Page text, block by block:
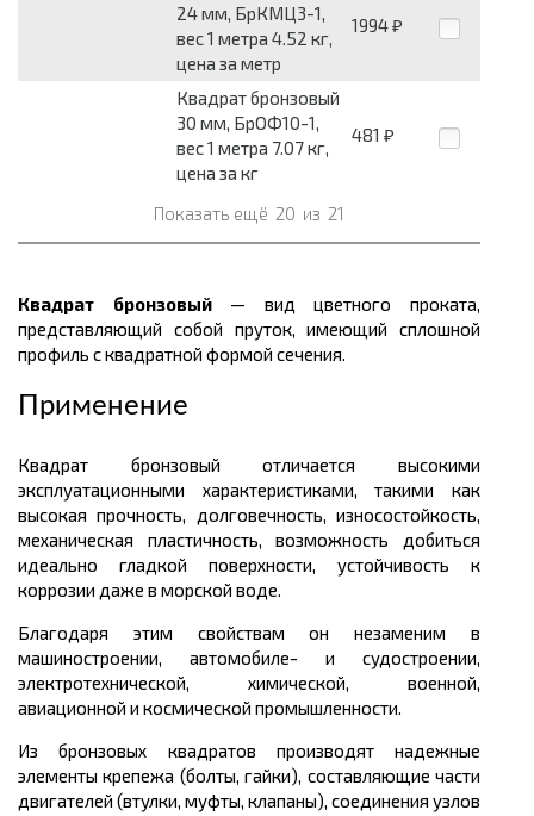
24 мм, БрКМЦ3-1,
вес 1 метра 4.52 кг,
цена за метр
1994 ₽
Квадрат бронзовый
30 мм, БрОФ10-1,
вес 1 метра 7.07 кг,
цена за кг
481 ₽
Показать ещё 20 из 21
Квадрат бронзовый— вид цветного проката,
представляющий собой пруток, имеющий сплошной
профиль с квадратной формой сечения.
Применение
Квадрат бронзовый отличается высокими
эксплуатационными характеристиками, такими как
высокая прочность, долговечность, износостойкость,
механическая пластичность, возможность добиться
идеально гладкой поверхности, устойчивость к
коррозии даже в морской воде.
Благодаря этим свойствам он незаменим в
машиностроении, автомобиле- и судостроении,
электротехнической, химической, военной,
авиационной и космической промышленности.
Из бронзовых квадратов производят надежные
элементы крепежа (болты, гайки), составляющие части
двигателей (втулки, муфты, клапаны), соединения узлов